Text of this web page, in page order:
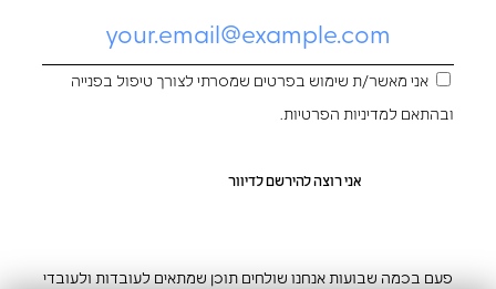
אני מאשר/ת שימוש בפרטים שמסרתי לצורך טיפול בפנייה
ובהתאם למדיניות הפרטיות.
פעם בכמה שבועות אנחנו שולחים תוכן שמתאים לעובדות ולעובדי